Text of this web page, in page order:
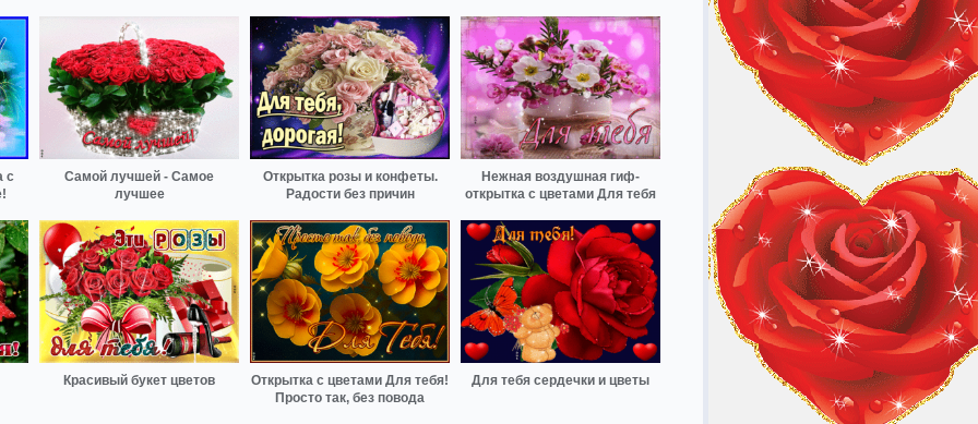
с
Самой лучшей - Самое
лучшее
Открытка розы и конфеты.
Радости без причин
Нежная воздушная гиф-
открытка с цветами Для тебя
Красивый букет цветов
Открытка с цветами Для тебя!
Просто так, без повода
Для тебя сердечки и цветы